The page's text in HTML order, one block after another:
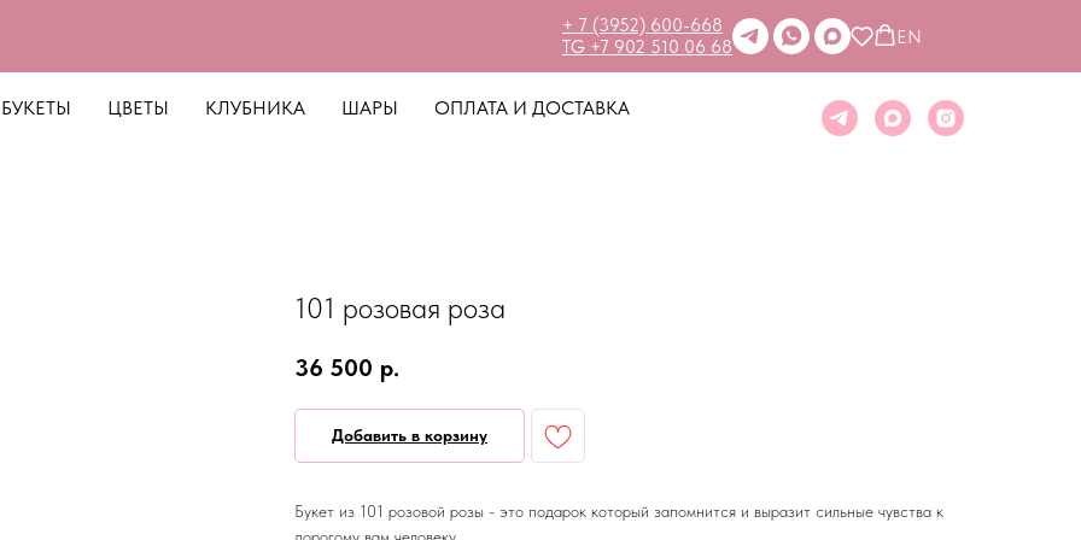
+ 7 (3952) 600-668
TG +7 902 510 06 68
EN
БУКЕТЫ ЦВЕТЫ КЛУБНИКА ШАРЫ ОПЛАТА И ДОСТАВКА
101 розовая роза
36 500 р.
Добавить в корзину
Букет из 101 розовой розы - это подарок который запомнится и выразит сильные чувства к